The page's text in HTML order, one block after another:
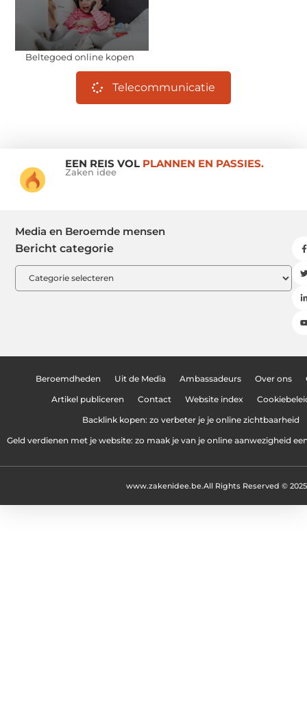
Beltegoed online kopen
Telecommunicatie
EEN REIS VOL PLANNEN EN PASSIES.
Zaken idee
Media en Beroemde mensen
Bericht categorie
Beroemdheden Uit de Media Ambassadeurs Over ons
Artikel publiceren Contact Website index
Backlink kopen: zo verbeter je je online zichtbaarheid
Geld verdienen met je website: zo maak je van je online aanwezigheid
All Rights Reserved © 2025
www.zakenidee.be.